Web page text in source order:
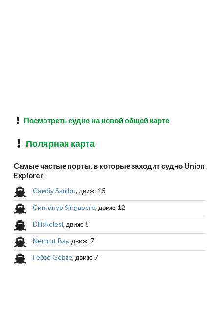
Посмотреть судно на новой общей карте
Полярная карта
Самые частые порты, в которые заходит судно Union
Explorer:
Самбу Sambu, движ: 15
Сингапур Singapore, движ: 12
Diliskelesi, движ: 8
Nemrut Bay, движ: 7
Гебзе Gebze, движ: 7